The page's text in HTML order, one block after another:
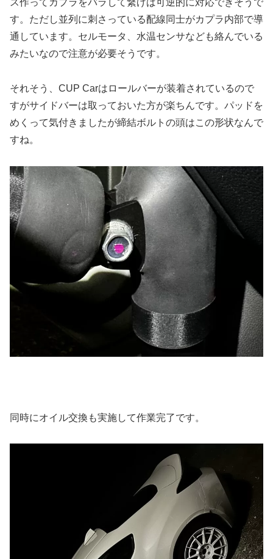
ス作ってカプラをバラして繋げば可逆的に対応できそうで
す。ただし並列に刺さっている配線同士がカプラ内部で導
通しています。セルモータ、水温センサなども絡んでいる
みたいなので注意が必要そうです。
それそう、CUP Carはロールバーが装着されているので
すがサイドバーは取っておいた方が楽ちんです。パッドを
めくって気付きましたが締結ボルトの頭はこの形状なんで
すね。
同時にオイル交換も実施して作業完了です。